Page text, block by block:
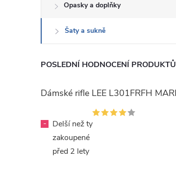
Opasky a doplňky
Šaty a sukně
POSLEDNÍ HODNOCENÍ PRODUKTŮ
-
Delší než ty
zakoupené
před 2 lety